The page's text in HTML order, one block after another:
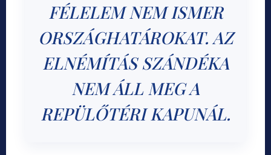
FÉLELEM NEM ISMER
ORSZÁGHATÁROKAT. AZ
ELNÉMÍTÁS SZÁNDÉKA
NEM ÁLL MEG A
REPÜLŐTÉRI KAPUNÁL.